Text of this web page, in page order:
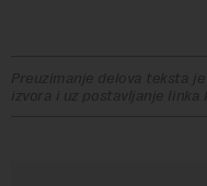
Preuzimanje delova teksta
izvora i uz postavljanje linka